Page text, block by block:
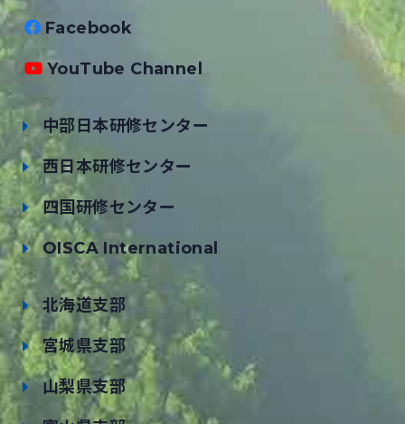
Facebook
YouTube Channel
中部日本研修センター
西日本研修センター
四国研修センター
OISCA International
北海道支部
宮城県支部
山梨県支部